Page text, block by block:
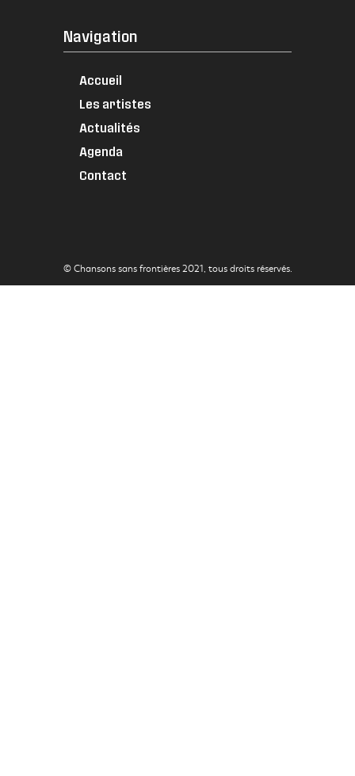
Navigation
Accueil
Les artistes
Actualités
Agenda
Contact
© Chansons sans frontières 2021, tous droits réservés.